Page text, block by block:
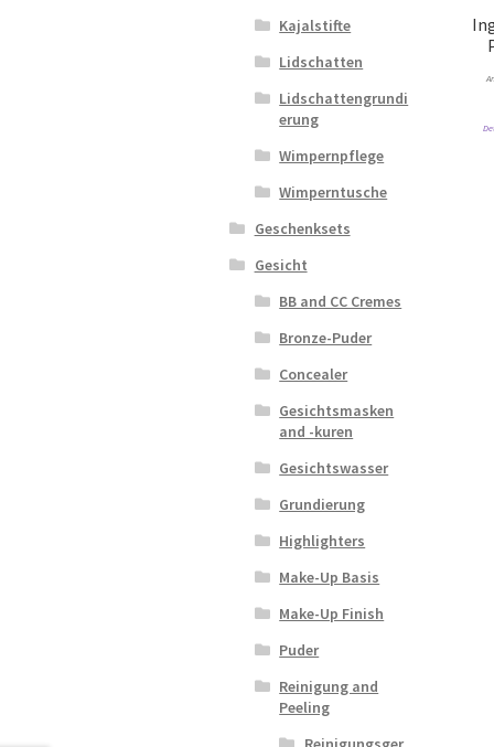
Kajalstifte
Lidschatten
Lidschattengrundi
erung
Wimpernpflege
Wimperntusche
Geschenksets
Gesicht
BB and CC Cremes
Bronze-Puder
Concealer
Gesichtsmasken
and -kuren
Gesichtswasser
Grundierung
Highlighters
Make-Up Basis
Make-Up Finish
Puder
Reinigung and
Peeling